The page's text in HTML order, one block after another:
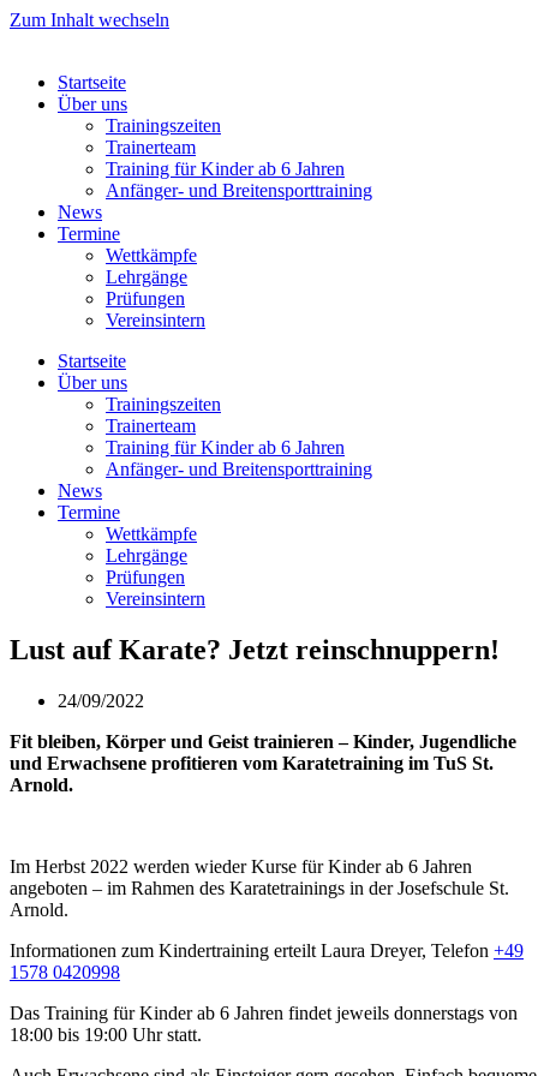
Zum Inhalt wechseln
Startseite
Über uns
Trainingszeiten
Trainerteam
Training für Kinder ab 6 Jahren
Anfänger- und Breitensporttraining
News
Termine
Wettkämpfe
Lehrgänge
Prüfungen
Vereinsintern
Startseite
Über uns
Trainingszeiten
Trainerteam
Training für Kinder ab 6 Jahren
Anfänger- und Breitensporttraining
News
Termine
Wettkämpfe
Lehrgänge
Prüfungen
Vereinsintern
Lust auf Karate? Jetzt reinschnuppern!
24/09/2022
Fit bleiben, Körper und Geist trainieren – Kinder, Jugendliche
und Erwachsene profitieren vom Karatetraining im TuS St.
Arnold.
Im Herbst 2022 werden wieder Kurse für Kinder ab 6 Jahren
angeboten – im Rahmen des Karatetrainings in der Josefschule St.
Arnold.
Informationen zum Kindertraining erteilt Laura Dreyer, Telefon +49
1578 0420998
Das Training für Kinder ab 6 Jahren findet jeweils donnerstags von
18:00 bis 19:00 Uhr statt.